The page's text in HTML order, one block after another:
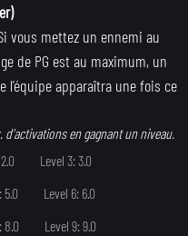
vous mettez un ennemi au
de PG est au maximum, un
l'équipe apparaîtra une fois ce
d'activations en gagnant un niveau.
Level 3: 3.0
5.0
Level 6: 6.0
8.0
Level 9: 9.0